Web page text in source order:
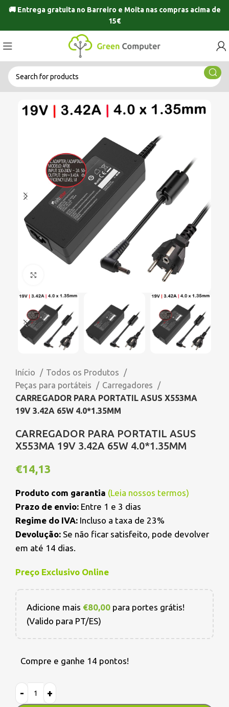
🚚 Entrega gratuita no Barreiro e Moitanas compras acima de
15€
Início
Todos os Produtos
Peças para portáteis
Carregadores
CARREGADOR PARA PORTATIL ASUS X553MA
19V 3.42A 65W 4.0*1.35MM
CARREGADOR PARA PORTATIL ASUS
X553MA 19V 3.42A 65W 4.0*1.35MM
€14,13
Produto com garantia (Leia nossos termos)
Prazo de envio: Entre 1 e 3 dias
Regime do IVA: Incluso a taxa de 23%
Devolução: Se não ficar satisfeito, pode devolver
em até 14 dias.
Preço Exclusivo Online
Adicione mais €80,00 para portes grátis!
(Valido para PT/ES)
Compre e ganhe 14 pontos!